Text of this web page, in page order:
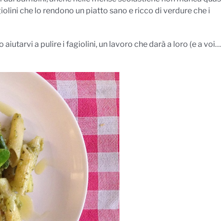
che lo rendono un piatto sano e ricco di verdure che i
a pulire i fagiolini, un lavoro che darà a loro (e a